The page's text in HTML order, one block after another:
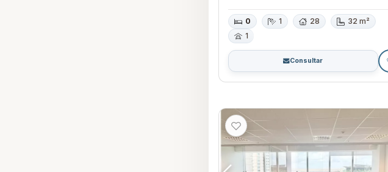
0 1 28
32 m²
1
Consultar